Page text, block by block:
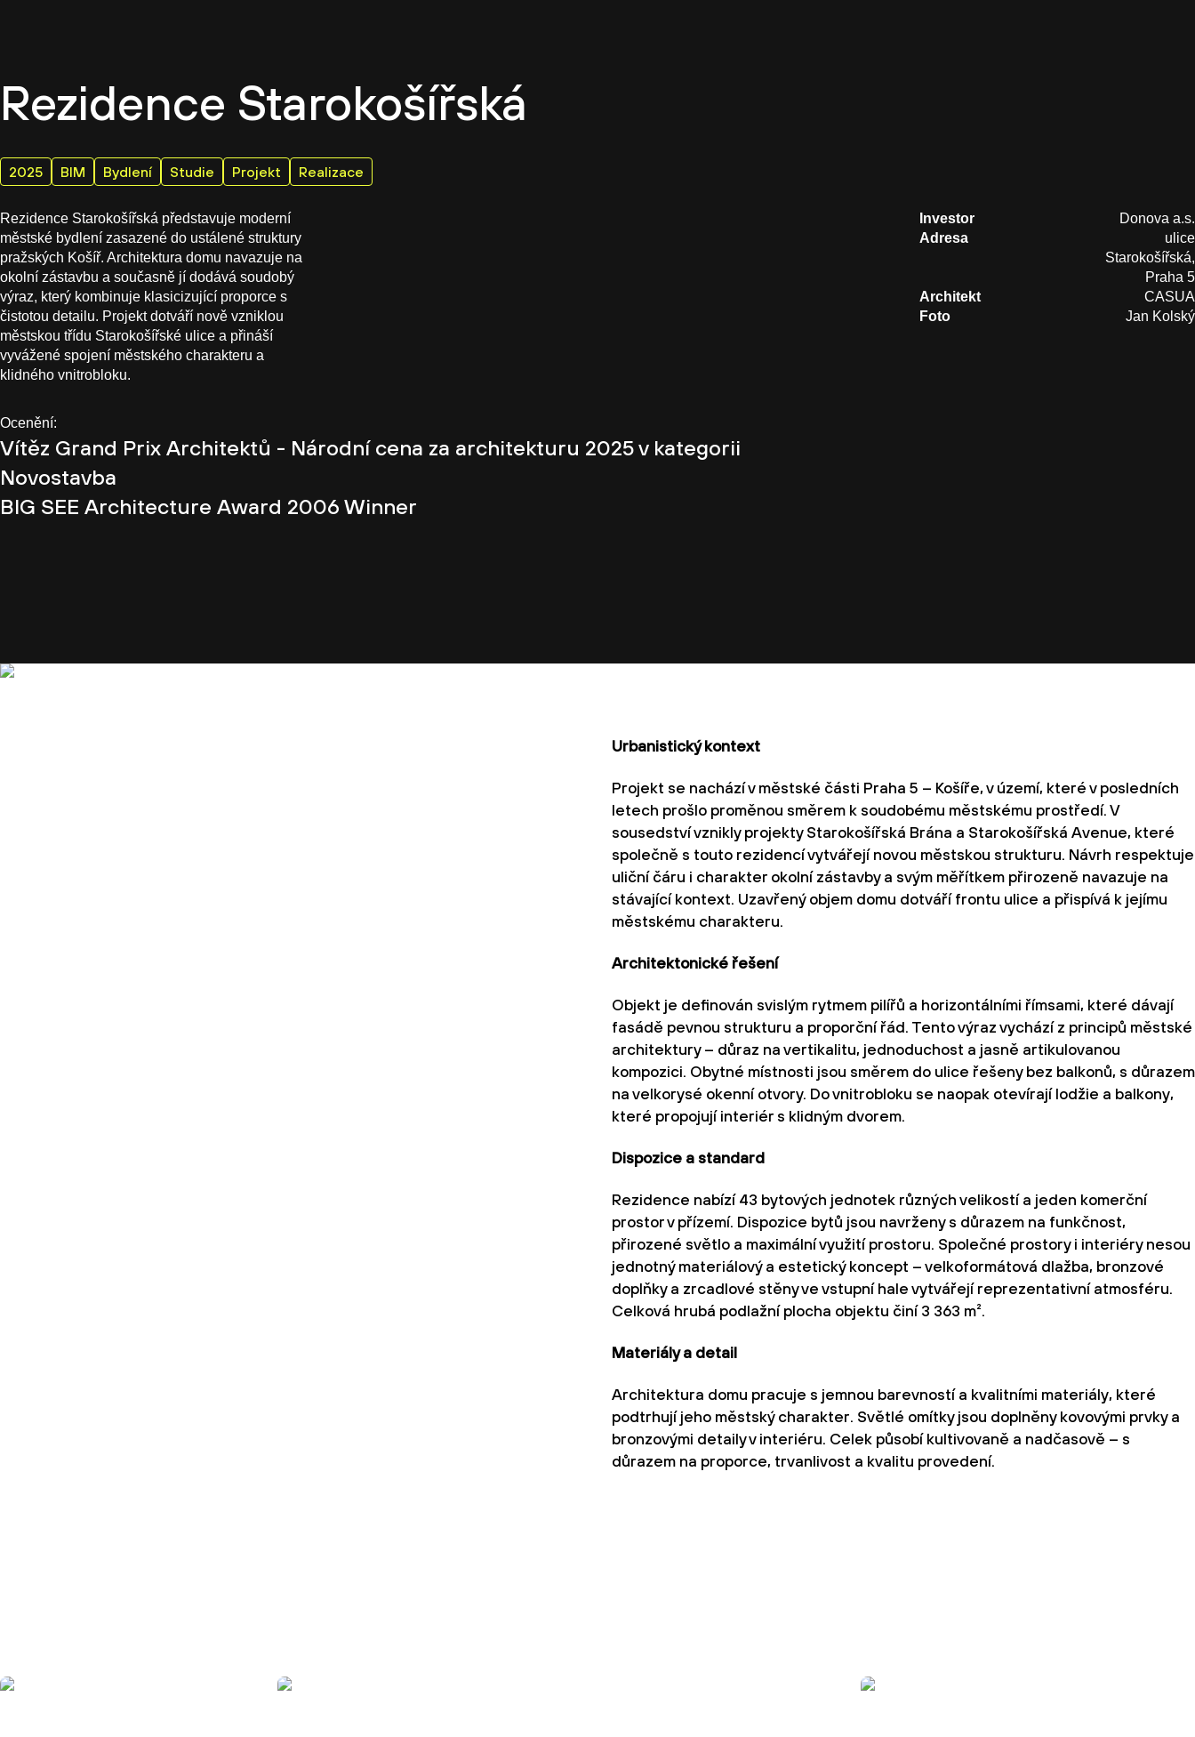
Rezidence Starokošířská
2025 BIM Bydlení Studie Projekt Realizace
Rezidence Starokošířská představuje moderní
městské bydlení zasazené do ustálené struktury
pražských Košíř. Architektura domu navazuje na
okolní zástavbu a současně jí dodává soudobý
výraz, který kombinuje klasicizující proporce s
čistotou detailu. Projekt dotváří nově vzniklou
městskou třídu Starokošířské ulice a přináší
vyvážené spojení městského charakteru a
klidného vnitrobloku.
Ocenění:
Vítěz Grand Prix Architektů - Národní cena za architekturu 2025 v kategorii
Novostavba
BIG SEE Architecture Award 2006 Winner
Investor
Donova a.s.
Adresa
ulice
Starokošířská,
Praha 5
Architekt
CASUA
Foto
Jan Kolský
Urbanistický kontext
Projekt se nachází v městské části Praha 5 – Košíře, v území, které v posledních
letech prošlo proměnou směrem k soudobému městskému prostředí. V
sousedství vznikly projekty Starokošířská Brána a Starokošířská Avenue, které
společně s touto rezidencí vytvářejí novou městskou strukturu. Návrh respektuje
uliční čáru i charakter okolní zástavby a svým měřítkem přirozeně navazuje na
stávající kontext. Uzavřený objem domu dotváří frontu ulice a přispívá k jejímu
městskému charakteru.
Architektonické řešení
Objekt je definován svislým rytmem pilířů a horizontálními římsami, které dávají
fasádě pevnou strukturu a proporční řád. Tento výraz vychází z principů městské
architektury – důraz na vertikalitu, jednoduchost a jasně artikulovanou
kompozici. Obytné místnosti jsou směrem do ulice řešeny bez balkonů, s důrazem
na velkorysé okenní otvory. Do vnitrobloku se naopak otevírají lodžie a balkony,
které propojují interiér s klidným dvorem.
Dispozice a standard
Rezidence nabízí 43 bytových jednotek různých velikostí a jeden komerční
prostor v přízemí. Dispozice bytů jsou navrženy s důrazem na funkčnost,
přirozené světlo a maximální využití prostoru. Společné prostory i interiéry nesou
jednotný materiálový a estetický koncept – velkoformátová dlažba, bronzové
doplňky a zrcadlové stěny ve vstupní hale vytvářejí reprezentativní atmosféru.
Celková hrubá podlažní plocha objektu činí 3 363 m².
Materiály a detail
Architektura domu pracuje s jemnou barevností a kvalitními materiály, které
podtrhují jeho městský charakter. Světlé omítky jsou doplněny kovovými prvky a
bronzovými detaily v interiéru. Celek působí kultivovaně a nadčasově – s
důrazem na proporce, trvanlivost a kvalitu provedení.